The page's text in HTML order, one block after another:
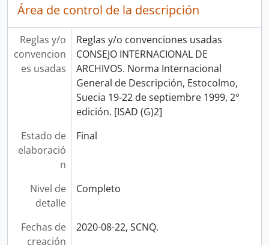
Área de control de la descripción
Reglas y/o
convencion
es usadas
Reglas y/o convenciones usadas
CONSEJO INTERNACIONAL DE
ARCHIVOS. Norma Internacional
General de Descripción, Estocolmo,
Suecia 19-22 de septiembre 1999, 2°
edición. [ISAD (G)2]
Estado de
elaboració
n
Final
Nivel de
detalle
Completo
Fechas de
creación
2020-08-22, SCNQ.